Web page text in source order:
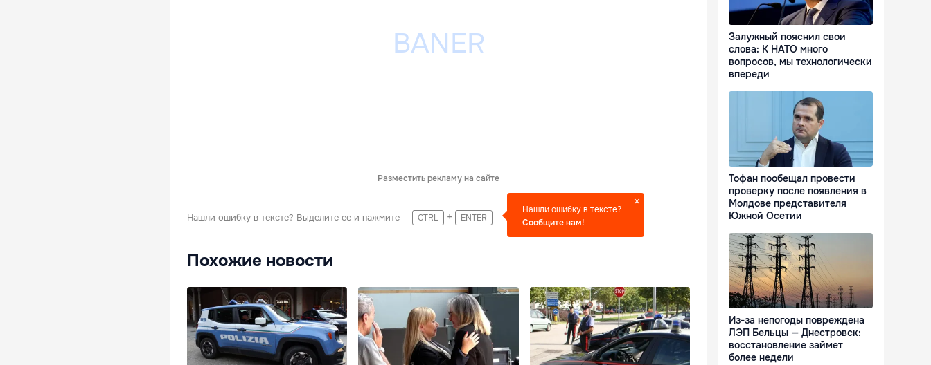
Разместить рекламу на сайте
Нашли ошибку в тексте? Выделите ее и нажмите CTRL + ENTER
Нашли ошибку в тексте?
Сообщите нам!
Похожие новости
Залужный пояснил свои
слова: К НАТО много
вопросов, мы технологически
впереди
Тофан пообещал провести
проверку после появления в
Молдове представителя
Южной Осетии
Из-за непогоды повреждена
ЛЭП Бельцы — Днестровск:
восстановление займет
более недели